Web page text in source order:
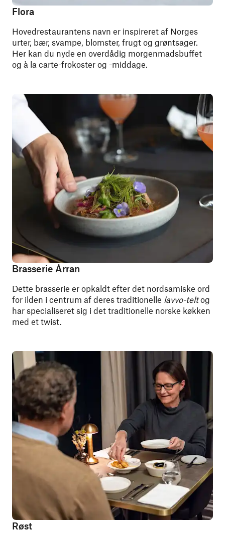
Flora
Hovedrestaurantens navn er inspireret af Norges
urter, bær, svampe, blomster, frugt og grøntsager.
Her kan du nyde en overdådig morgenmadsbuffet
og à la carte-frokoster og -middage.
Brasserie Árran
Dette brasserie er opkaldt efter det nordsamiske ord
for ilden i centrum af deres traditionelle lavvo-teltog
har specialiseret sig i det traditionelle norske køkken
med et twist.
Røst